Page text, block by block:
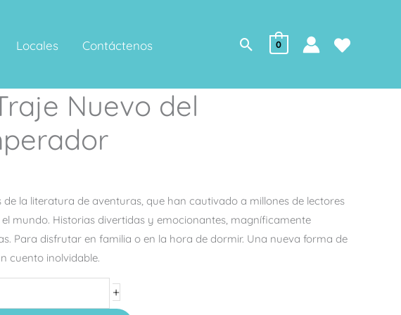
Locales Contáctenos Buscar
0
Nuevo del
de la literatura de aventuras, que han cautivado a millones de lectores
mundo. Historias divertidas y emocionantes, magníficamente
Para disfrutar en familia o en la hora de dormir. Una nueva forma de
cuento inolvidable.
+